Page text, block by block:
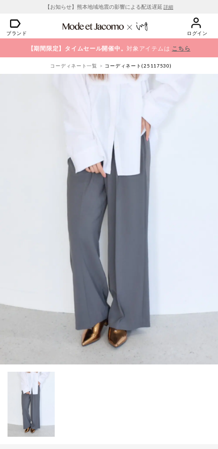
【お知らせ】熊本地域地震の影響による配送遅延 詳細
ブランド ログイン
【期間限定】タイムセール開催中。対象アイテムは こちら
コーディネート一覧 コーディネート(25117530)